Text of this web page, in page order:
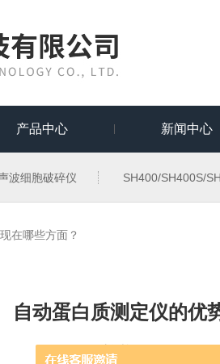
产品中心 新闻中心
波细胞破碎仪 SH400/SH400S/
在哪些方面？
自动蛋白质测定仪的优